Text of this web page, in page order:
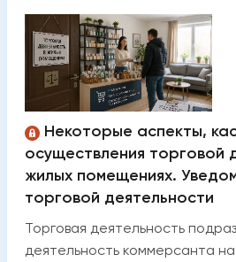
Некоторые аспекты,
осуществления торговой
жилых помещениях.
торговой деятельности
Торговая деятельность
деятельность коммерсанта